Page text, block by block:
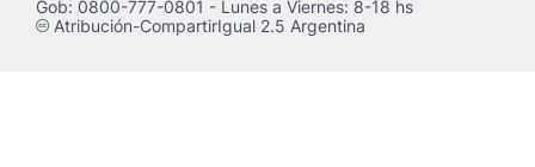
Gob: 0800-777-0801 - Lunes a Viernes: 8-18 hs
cAtribución-CompartirIgual 2.5 Argentina